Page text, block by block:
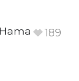
189